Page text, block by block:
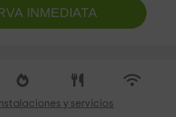
INMEDIATA
y servicios